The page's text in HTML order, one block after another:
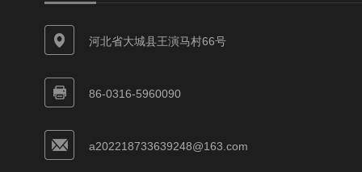
河北省大城县王演马村66号
86-0316-5960090
a202218733639248@163.com